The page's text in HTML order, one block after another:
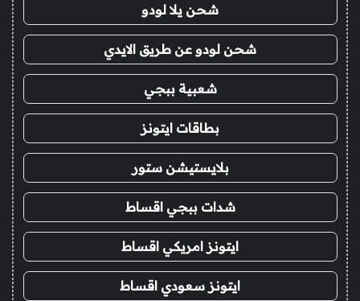
شحن يلا لودو
شحن لودو عن طريق الايدي
شعبية ببجي
بطاقات ايتونز
بلايستيشن ستور
شدات ببجي اقساط
ايتونز امريكي اقساط
ايتونز سعودي اقساط